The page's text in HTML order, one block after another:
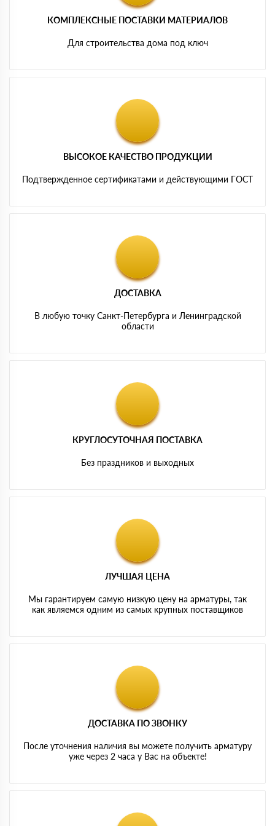
КОМПЛЕКСНЫЕ ПОСТАВКИ МАТЕРИАЛОВ
Для строительства дома под ключ
ВЫСОКОЕ КАЧЕСТВО ПРОДУКЦИИ
Подтвержденное сертификатами и действующими ГОСТ
ДОСТАВКА
В любую точку Санкт-Петербурга и Ленинградской
области
КРУГЛОСУТОЧНАЯ ПОСТАВКА
Без праздников и выходных
ЛУЧШАЯ ЦЕНА
Мы гарантируем самую низкую цену на арматуры, так
как являемся одним из самых крупных поставщиков
ДОСТАВКА ПО ЗВОНКУ
После уточнения наличия вы можете получить арматуру
уже через 2 часа у Вас на объекте!